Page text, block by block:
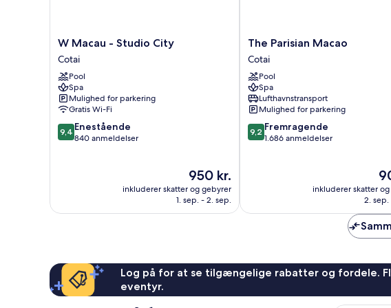
W
Macau
-
Studio
City
Cotai
W Macau - Studio City
Cotai
Pool
Spa
Mulighed for parkering
Gratis Wi-Fi
9.4
ud
9,4 Enestående
840 anmeldelser
Prisen
er
950 kr.
950 kr.
inkluderer skatter og gebyrer
1. sep. - 2. sep.
The
Parisian
Macao
Cotai
The Parisian Macao
Cotai
Pool
Spa
Lufthavnstransport
Mulighed for parkering
9.2
ud
9,2 Fremragende
1.686 anmeldelser
er
inkluderer skatter
2.
Log på for at se tilgængelige rabatter og fordele.
eventyr.